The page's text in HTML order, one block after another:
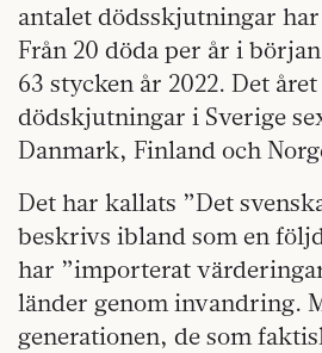
antalet dödsskjutningar
Från 20 döda per år i
63 stycken år 2022. Det
dödskjutningar i Sverige
Danmark, Finland och
Det har kallats ”Det
beskrivs ibland som en
har ”importerat
länder genom invandring.
generationen, de som